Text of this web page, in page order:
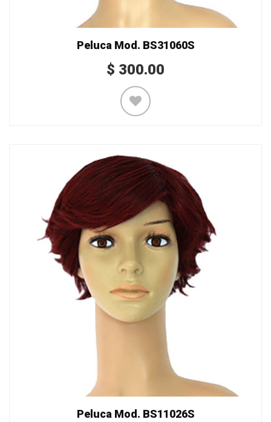
Peluca Mod. BS31060S
$ 300.00
Peluca Mod. BS11026S